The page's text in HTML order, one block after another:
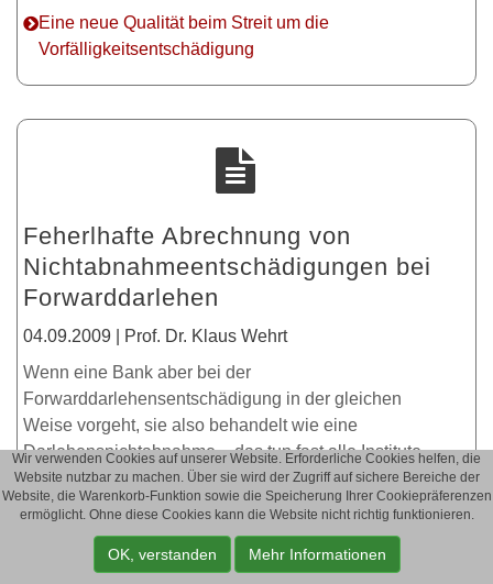
Eine neue Qualität beim Streit um die
Vorfälligkeitsentschädigung
Feherlhafte Abrechnung von
Nichtabnahmeentschädigungen bei
Forwarddarlehen
04.09.2009 | Prof. Dr. Klaus Wehrt
Wenn eine Bank aber bei der
Forwarddarlehensentschädigung in der gleichen
Weise vorgeht, sie also behandelt wie eine
Darlehensnichtabnahme – das tun fast alle Institute –,
so verschafft sie sich einen Vorteil, denn die
Nichtabnahmekalkulation unterstellt, dass nach dem
verpflichtet gewesen wäre, das Darlehenskapital zu
Wir verwenden Cookies auf unserer Website. Erforderliche Cookies helfen, die
Website nutzbar zu machen. Über sie wird der Zugriff auf sichere Bereiche der
Website, die Warenkorb-Funktion sowie die Speicherung Ihrer Cookiepräferenzen
ermöglicht. Ohne diese Cookies kann die Website nicht richtig funktionieren.
OK, verstanden Mehr Informationen